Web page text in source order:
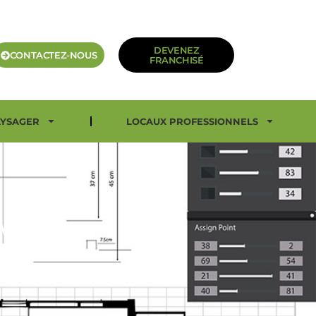
CONTACTEZ-NOUS
DEVENEZ
FRANCHISÉ
LOCAUX PROFESSIONNELS